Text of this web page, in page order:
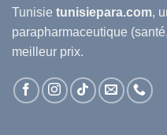
Tunisie tunisiepara.com,
parapharmaceutique
meilleur prix.